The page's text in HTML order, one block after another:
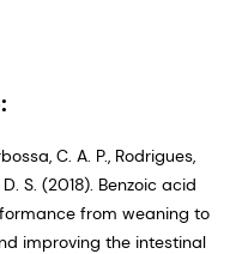
C. A. P., Rodrigues,
S. (2018). Benzoic acid
from weaning to
improving the intestinal